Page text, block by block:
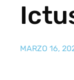
MARZO 16,